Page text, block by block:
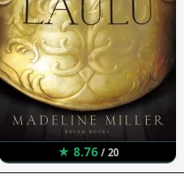
★ 8.76/ 20